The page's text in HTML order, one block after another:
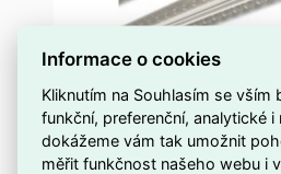
Vestavný hliníkový profil
53x14mm,
Informace o cookies
Kliknutím na Souhlasím se vším
funkční, preferenční, analytické
dokážeme vám tak umožnit
měřit funkčnost našeho webu i